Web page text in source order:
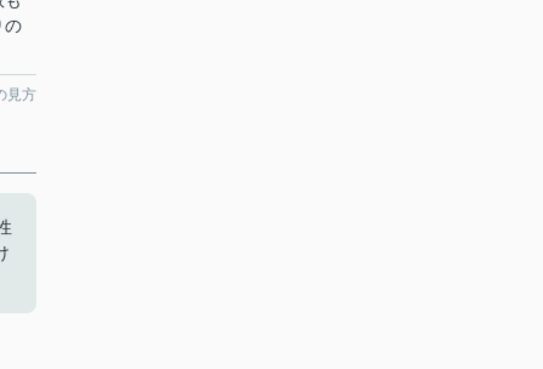
の
見方